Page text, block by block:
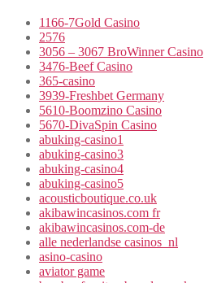
1166-7Gold Casino
2576
3056 – 3067 BroWinner Casino
3476-Beef Casino
365-casino
3939-Freshbet Germany
5610-Boomzino Casino
5670-DivaSpin Casino
abuking-casino1
abuking-casino3
abuking-casino4
abuking-casino5
acousticboutique.co.uk
akibawincasinos.com fr
akibawincasinos.com-de
alle nederlandse casinos_nl
asino-casino
aviator game